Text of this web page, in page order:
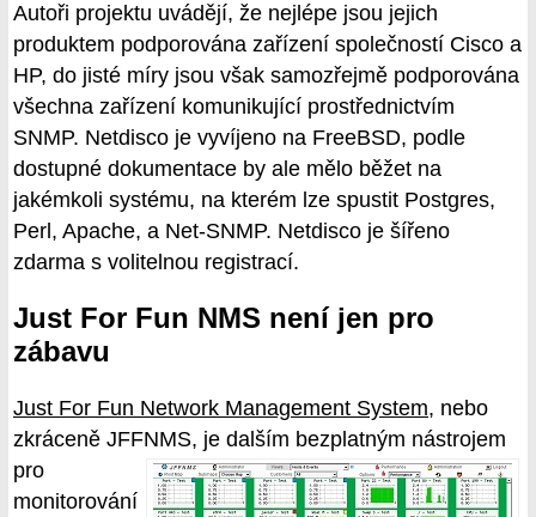
Autoři projektu uvádějí, že nejlépe jsou jejich
produktem podporována zařízení společností Cisco a
HP, do jisté míry jsou však samozřejmě podporována
všechna zařízení komunikující prostřednictvím
SNMP. Netdisco je vyvíjeno na FreeBSD, podle
dostupné dokumentace by ale mělo běžet na
jakémkoli systému, na kterém lze spustit Postgres,
Perl, Apache, a Net-SNMP. Netdisco je šířeno
zdarma s volitelnou registrací.
Just For Fun NMS není jen pro
zábavu
Just For Fun Network Management System, nebo
zkráceně JFFNMS, je dalším bezplatným nástrojem
pro
monitorování